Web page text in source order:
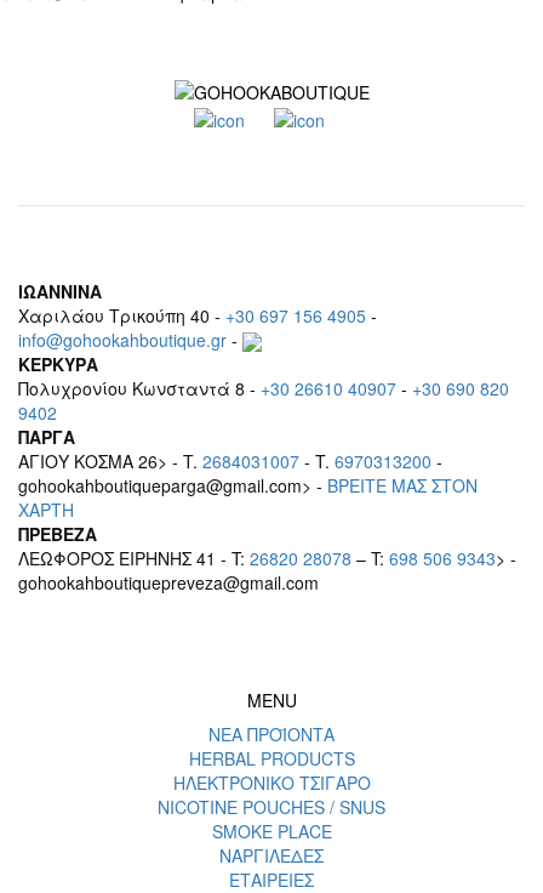
ΙΩΑΝΝΙΝΑ
Χαριλάου Τρικούπη 40 - +30 697 156 4905 -
info@gohookahboutique.gr -
ΚΕΡΚΥΡΑ
Πολυχρονίου Κωνσταντά 8 - +30 26610 40907 - +30 690 820
9402
ΠΑΡΓΑ
ΑΓΙΟΥ ΚΟΣΜΑ 26> - T. 2684031007 - T. 6970313200 -
gohookahboutiqueparga@gmail.com> - BΡEITE MAΣ ΣΤΟΝ
ΧΑΡΤΗ
ΠΡΕΒΕΖΑ
ΛΕΩΦΟΡΟΣ ΕΙΡΗΝΗΣ 41 - T: 26820 28078 – T: 698 506 9343> -
gohookahboutiquepreveza@gmail.com
MENU
ΝΕΑ ΠΡΟΪΟΝΤΑ
HERBAL PRODUCTS
ΗΛΕΚΤΡΟΝΙΚΟ ΤΣΙΓΑΡΟ
NICOTINE POUCHES / SNUS
SMOKE PLACE
ΝΑΡΓΙΛΕΔΕΣ
ΕΤΑΙΡΕΙΕΣ